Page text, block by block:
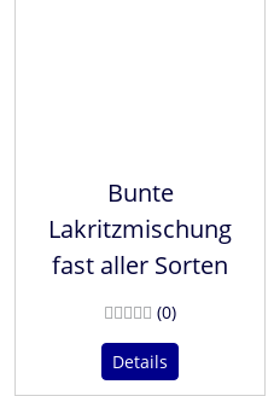
Bunte
Lakritzmischung
fast aller Sorten
(0Bewertungen
)
Details